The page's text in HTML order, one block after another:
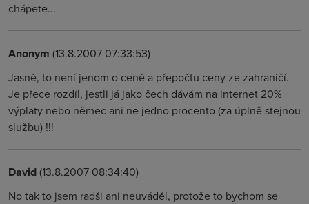
chápete...
Anonym (13.8.2007 07:33:53)
Jasně, to není jenom o ceně a přepočtu ceny ze zahraničí.
Je přece rozdíl, jestli já jako čech dávám na internet 20%
výplaty nebo němec ani ne jedno procento (za úplně stejnou
službu) !!!
David(13.8.2007 08:34:40)
No tak to jsem radši ani neuváděl, protože to bychom se